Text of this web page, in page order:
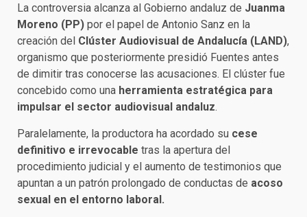
La controversia alcanza al Gobierno andaluz de Juanma
Moreno (PP) por el papel de Antonio Sanz en la
creación del Clúster Audiovisual de Andalucía (LAND),
organismo que posteriormente presidió Fuentes antes
de dimitir tras conocerse las acusaciones. El clúster fue
concebido como una herramienta estratégica para
impulsar el sector audiovisual andaluz.
Paralelamente, la productora ha acordado su cese
definitivo e irrevocable tras la apertura del
procedimiento judicial y el aumento de testimonios que
apuntan a un patrón prolongado de conductas de acoso
sexual en el entorno laboral.